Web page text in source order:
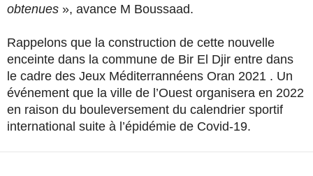
obtenues », avance M Boussaad.
Rappelons que la construction de cette nouvelle
enceinte dans la commune de Bir El Djir entre dans
le cadre des Jeux Méditerrannéens Oran 2021 . Un
événement que la ville de l’Ouest organisera en 2022
en raison du bouleversement du calendrier sportif
international suite à l’épidémie de Covid-19.